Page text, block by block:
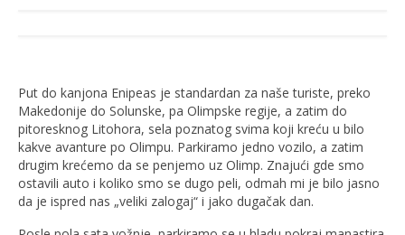
Put do kanjona Enipeas je standardan za naše turiste, preko
Makedonije do Solunske, pa Olimpske regije, a zatim do
pitoresknog Litohora, sela poznatog svima koji kreću u bilo
kakve avanture po Olimpu. Parkiramo jedno vozilo, a zatim
drugim krećemo da se penjemo uz Olimp. Znajući gde smo
ostavili auto i koliko smo se dugo peli, odmah mi je bilo jasno
da je ispred nas „veliki zalogaj“ i jako dugačak dan.